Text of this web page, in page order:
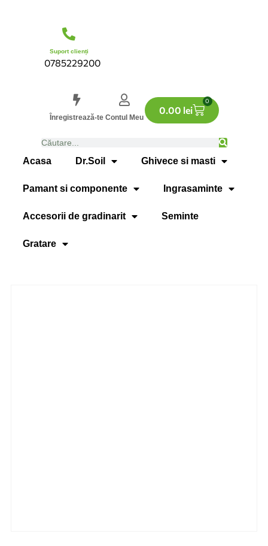
Suport clienți
0785229200
Înregistrează-te Contul Meu
0.00 lei
0
Acasa Dr.Soil Ghivece si masti
Pamant si componente Ingrasaminte
Accesorii de gradinarit Seminte
Gratare